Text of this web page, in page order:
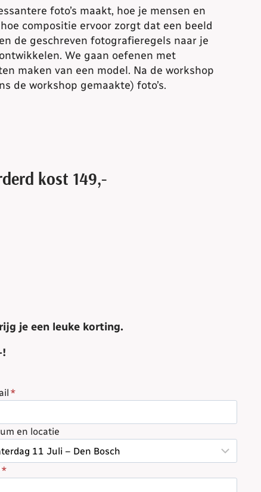
foto’s maakt, hoe je mensen en
compositie ervoor zorgt dat een beeld
de geschreven fotografieregels naar je
We gaan oefenen met
maken van een model. Na de workshop
de workshop gemaakte) foto’s.
kost 149,-
je een leuke korting.
!
*
en locatie
*